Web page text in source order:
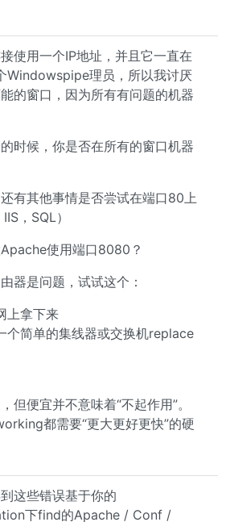
使用一个IP地址，并且它一直在
Windowspipe理员，所以我讨厌
的窗口，因为所有有问题的机器
时候，你是否在所有的窗口机器
有其他事情是否尝试在端口80上
，SQL）
使用端口8080？
器是问题，试试这个：
上拿下来
个简单的集线器或交换机replace
但便宜并不意味着“不起作用”。
都需要“更大更好更快”的硬
这些错误基于你的
下find的Apache / Conf /